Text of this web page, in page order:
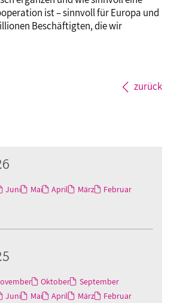
ist – sinnvoll für Europa und
Beschäftigten, die wir
zurück
Juni Mai April März
Februar
Oktober
September
Juni Mai April März
Februar